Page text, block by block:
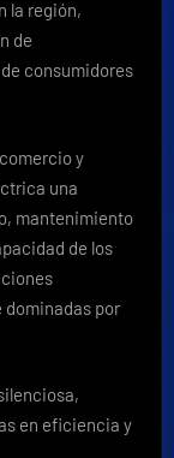
la región,
de
consumidores
y
una
mantenimiento
de los
por
en eficiencia y